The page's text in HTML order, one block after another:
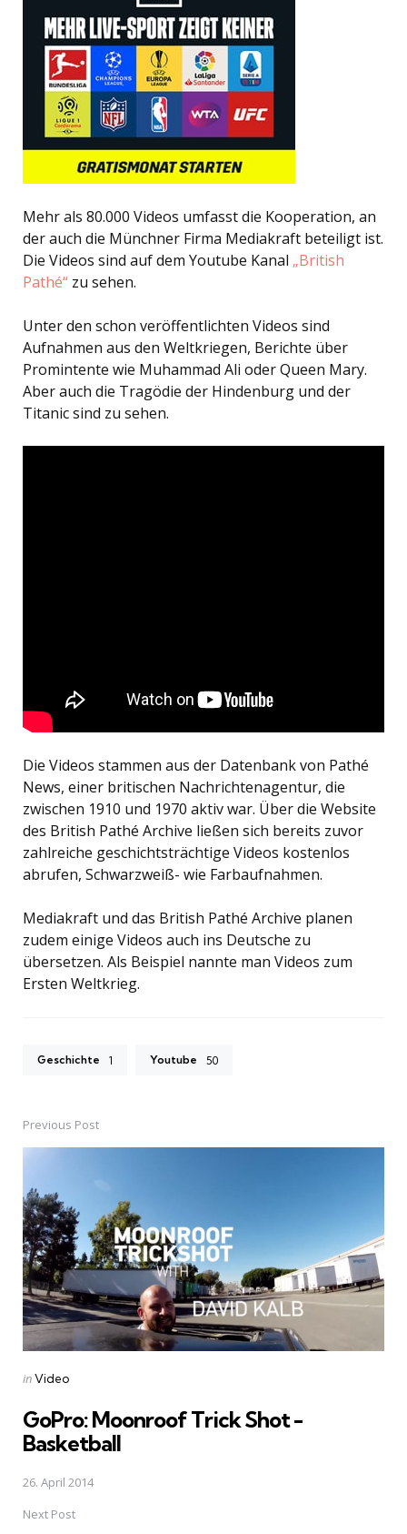
Mehr als 80.000 Videos umfasst die Kooperation, an
der auch die Münchner Firma Mediakraft beteiligt ist.
Die Videos sind auf dem Youtube Kanal „British
Pathé“ zu sehen.
Unter den schon veröffentlichten Videos sind
Aufnahmen aus den Weltkriegen, Berichte über
Promintente wie Muhammad Ali oder Queen Mary.
Aber auch die Tragödie der Hindenburg und der
Titanic sind zu sehen.
Die Videos stammen aus der Datenbank von Pathé
News, einer britischen Nachrichtenagentur, die
zwischen 1910 und 1970 aktiv war. Über die Website
des British Pathé Archive ließen sich bereits zuvor
zahlreiche geschichtsträchtige Videos kostenlos
abrufen, Schwarzweiß- wie Farbaufnahmen.
Mediakraft und das British Pathé Archive planen
zudem einige Videos auch ins Deutsche zu
übersetzen. Als Beispiel nannte man Videos zum
Ersten Weltkrieg.
Geschichte 1 Youtube 50
PostPrevious Post
Posted
inVideo
GoPro: Moonroof Trick Shot -
Basketball
26. April 2014
Next Post